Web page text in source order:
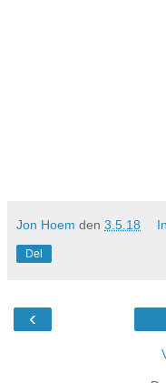
Jon Hoem den 3.5.18
Del
‹